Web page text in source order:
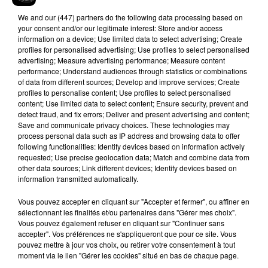
l’aiment bien, donc il a gagné sur tous les fronts ! Maintenant
à savoir s’il va continuer de naviguer entre les deux, ou s’il
fera un virage définitif au prochain album !
Hip-Hop News
7 août 2026
Brent Faiyaz a le cœur brisé dans son
nouveau clip
7 août 2026
Rihanna de retour en studio ? A$AP
Rocky relance l'espoir des fans
We and our (447) partnersdo the following data processing based on
your consent and/or our legitimate interest: Store and/or access
information on a device; Use limited data to select advertising; Create
profiles for personalised advertising; Use profiles to select personalised
advertising; Measure advertising performance; Measure content
performance; Understand audiences through statistics or combinations
of data from different sources; Develop and improve services; Create
profiles to personalise content; Use profiles to select personalised
content; Use limited data to select content; Ensure security, prevent and
detect fraud, and fix errors; Deliver and present advertising and content;
Save and communicate privacy choices. These technologies may
process personal data such as IP address and browsing data to offer
following functionalities: Identify devices based on information actively
requested; Use precise geolocation data; Match and combine data from
other data sources; Link different devices; Identify devices based on
information transmitted automatically.
Vous pouvez accepter en cliquant sur "Accepter et fermer", ou affiner en
sélectionnant les finalités et/ou partenaires dans "Gérer mes choix".
Vous pouvez également refuser en cliquant sur "Continuer sans
accepter". Vos préférences ne s'appliqueront que pour ce site. Vous
pouvez mettre à jour vos choix, ou retirer votre consentement à tout
moment via le lien "Gérer les cookies" situé en bas de chaque page.